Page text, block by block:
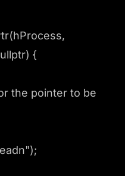
{
the pointer to be